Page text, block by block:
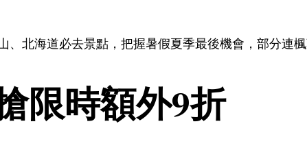
北海道必去景點，把握暑假夏季最後機會，部分連
限時額外9折